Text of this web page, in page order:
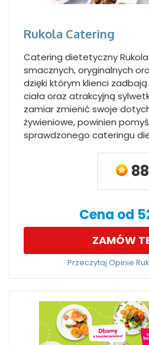
Rukola Catering
Catering dietetyczny
smacznych, oryginalnych
dzięki którym klienci
ciała oraz atrakcyjną
zamiar zmienić swoje
żywieniowe, powinien
sprawdzonego cateringu
88
Cena od
ZAMÓW
Przeczytaj Opinie